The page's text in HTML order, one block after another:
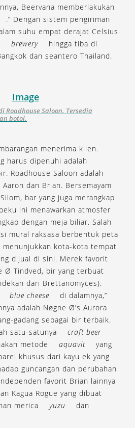
Beervana memberlakukan
.” Dengan sistem pengiriman
suhu empat derajat Celsius
brewery
hingga tiba di
dan seantero Thailand.
Saloon. Tersedia
botol.
menerima klien.
harus dipenuhi adalah
Roadhouse Saloon adalah
dan Brian. Bersemayam
bar yang juga merangkap
ini menawarkan atmosfer
dengan meja biliar. Salah
mural raksasa berbentuk peta
menunjukkan kota-kota tempat
dijual di sini. Merek favorit
Ø Tindved, bir yang terbuat
dari Brettanomyces).
blue cheese
di dalamnya,”
adalah Nøgne Ø’s Aurora
gadang sebagai bir terbaik.
satu-satunya
craft beer
metode
aquavit
yang
khusus dari kayu ek yang
guncangan dan perubahan
favorit Brian lainnya
Kagua Rogue yang dibuat
merica
yuzu
dan